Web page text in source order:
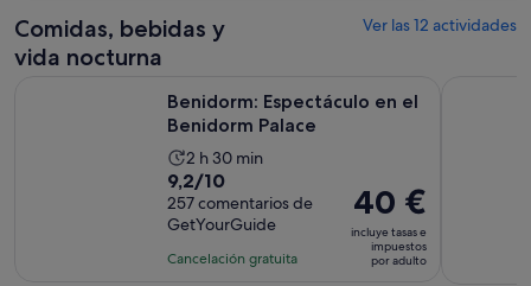
de
8 horas
comentarios
por
Comidas, bebidas y
vida nocturna
Ver las 12 actividades
Benidorm: Espectáculo en el
Benidorm Palace
La
duración
de
la
actividad
2 h 30 min
9.2
sobre
10
con
9,2/10
257 comentarios de
GetYourGuide
Cancelación gratuita
El
precio
es
de
40 €
incluye tasas e
impuestos
por adulto